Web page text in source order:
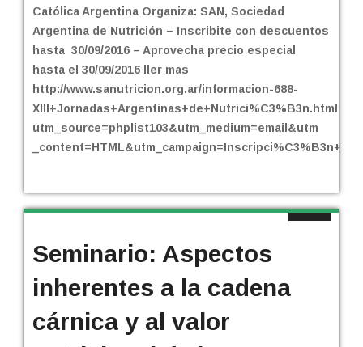
Católica Argentina Organiza: SAN, Sociedad
Argentina de Nutrición – Inscribite con descuentos
hasta 30/09/2016 – Aprovecha precio especial
hasta el 30/09/2016 ller mas
http://www.sanutricion.org.ar/informacion-688-
XIII+Jornadas+Argentinas+de+Nutrici%C3%B3n.html?
utm_source=phplist103&utm_medium=email&utm
Seminario: Aspectos
inherentes a la cadena
cárnica y al valor